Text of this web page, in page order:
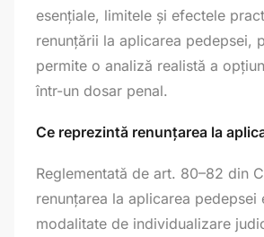
esențiale, limitele și efectele
renunțării la aplicarea pedepsei,
permite o analiză realistă a
într-un dosar penal.
Ce reprezintă renunțarea la
Reglementată de art. 80–82 din
renunțarea la aplicarea pedepsei
modalitate de individualizare